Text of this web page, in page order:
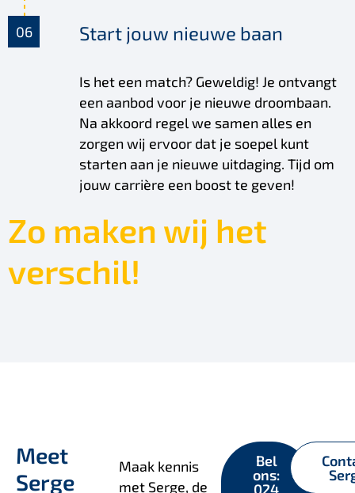
Start jouw nieuwe baan
Is het een match? Geweldig! Je ontvangt
een aanbod voor je nieuwe droombaan.
Na akkoord regel we samen alles en
zorgen wij ervoor dat je soepel kunt
starten aan je nieuwe uitdaging. Tijd om
jouw carrière een boost te geven!
Zo maken wij het
verschil!
Meet
Serge
Maak kennis
met Serge, de
Bel
ons:
024